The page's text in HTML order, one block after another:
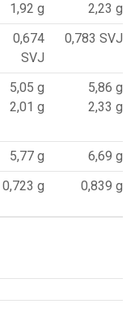
1,92 g
2,23 g
0,674
SVJ
0,783 SVJ
5,05 g
2,01 g
5,86 g
2,33 g
5,77 g
6,69 g
0,723 g 0,839 g